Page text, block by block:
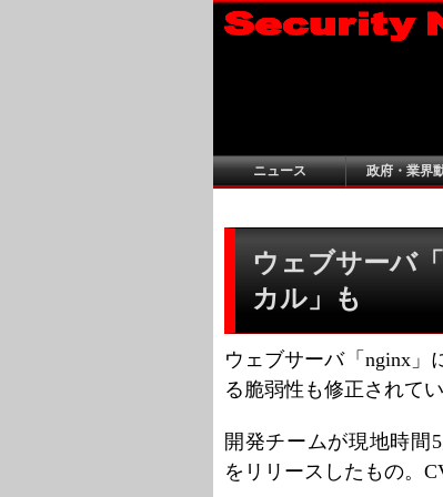
ニュース 政府・業界
ウェブサーバ
カル」も
ウェブサーバ「nginx」
る脆弱性も修正されてい
開発チームが現地時間5
をリリースしたもの。